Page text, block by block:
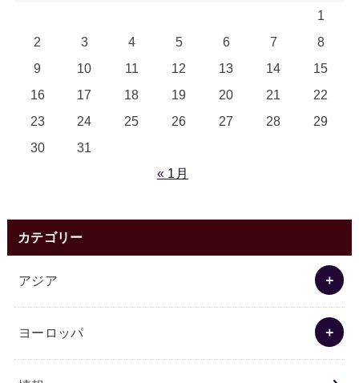
1
2
3 4 5 6 7
8
9
10 11 12 13 14
15
16
17 18 19 20 21
22
23
24 25 26 27 28
29
30
31
« 1月
カテゴリー
アジア
ヨーロッパ